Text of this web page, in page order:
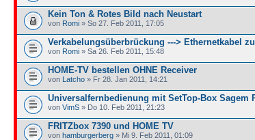
Kein Ton & Rotes Bild nach Neustart
von Romi » So 27. Feb 2011, 17:05
Verkabelungsüberbrückung ---> Ethernetkabel
von Romi » Sa 26. Feb 2011, 15:48
HOME-TV bestellen OHNE Receiver
von Latcho » Fr 28. Jan 2011, 14:21
Universalfernbedienung mit SetTop-Box Sagem
von VimS » Do 10. Feb 2011, 21:23
FRITZbox 7390 und HOME TV
von hamburgerberg » Mi 9. Feb 2011, 01:09